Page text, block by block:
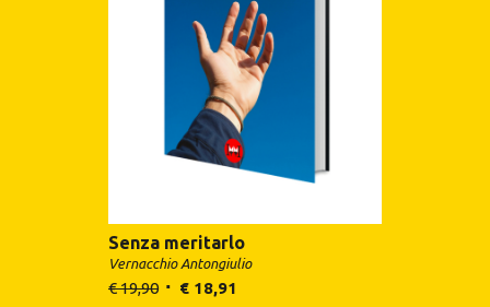
Senza meritarlo
Vernacchio Antongiulio
€19,90 €18,91